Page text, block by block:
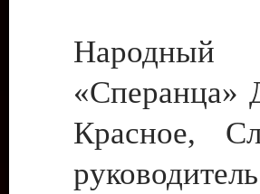
Народный
«Сперанца»
Красное,